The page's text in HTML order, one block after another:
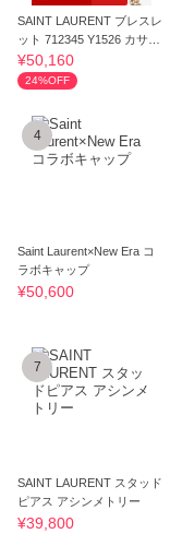
SAINT LAURENT ブレスレ
ット 712345 Y1526 カサン
ドラロゴ
¥50,160
24%OFF
4
Saint Laurent×New Era コ
ラボキャップ
¥50,600
7
SAINT LAURENT スタッド
ピアス アシンメトリー
¥39,800